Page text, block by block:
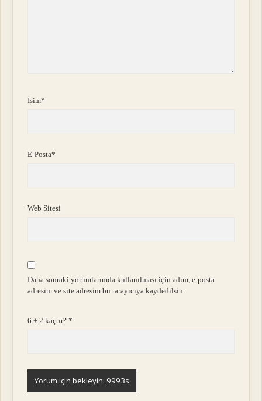
İsim*
E-Posta*
Web Sitesi
Daha sonraki yorumlarımda kullanılması için adım, e-posta
adresim ve site adresim bu tarayıcıya kaydedilsin.
6 + 2 kaçtır?*